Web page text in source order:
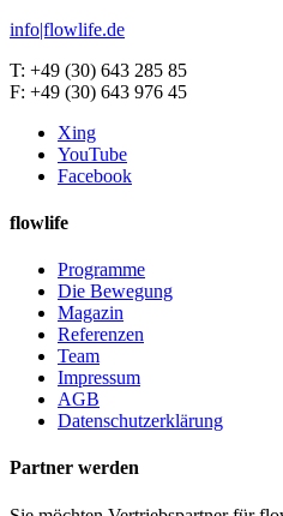
info|flowlife.de
T: +49 (30) 643 285 85
F: +49 (30) 643 976 45
Xing
YouTube
Facebook
flowlife
Programme
Die Bewegung
Magazin
Referenzen
Team
Impressum
AGB
Datenschutzerklärung
Partner werden